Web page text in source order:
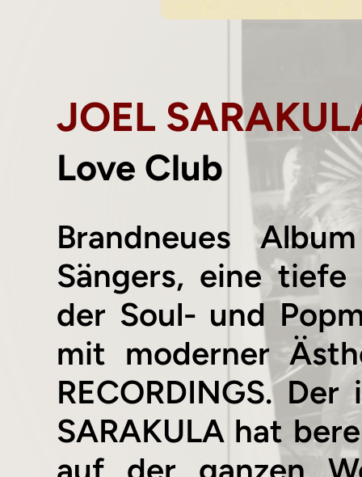
JOEL
Love Club
Brandneues
Sängers, eine
der Soul- und
mit moderner
RECORDINGS.
SARAKULA hat